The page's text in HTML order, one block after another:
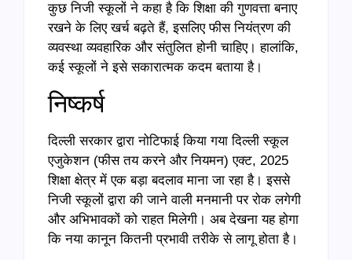
कुछ निजी स्कूलों ने कहा है कि शिक्षा की गुणवत्ता बनाए
रखने के लिए खर्च बढ़ते हैं, इसलिए फीस नियंत्रण की
व्यवस्था व्यवहारिक और संतुलित होनी चाहिए। हालांकि,
कई स्कूलों ने इसे सकारात्मक कदम बताया है।
निष्कर्ष
दिल्ली सरकार द्वारा नोटिफाई किया गया दिल्ली स्कूल
एजुकेशन (फीस तय करने और नियमन) एक्ट, 2025
शिक्षा क्षेत्र में एक बड़ा बदलाव माना जा रहा है। इससे
निजी स्कूलों द्वारा की जाने वाली मनमानी पर रोक लगेगी
और अभिभावकों को राहत मिलेगी। अब देखना यह होगा
कि नया कानून कितनी प्रभावी तरीके से लागू होता है।